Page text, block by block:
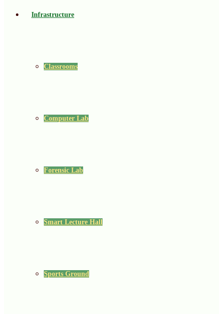
Infrastructure
Classrooms
Computer Lab
Forensic Lab
Smart Lecture Hall
Sports Ground